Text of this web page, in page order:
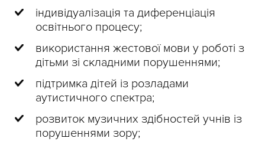
індивідуалізація та диференціація
освітнього процесу;
використання жестової мови у роботі з
дітьми зі складними порушеннями;
підтримка дітей із розладами
аутистичного спектра;
розвиток музичних здібностей учнів із
порушеннями зору;